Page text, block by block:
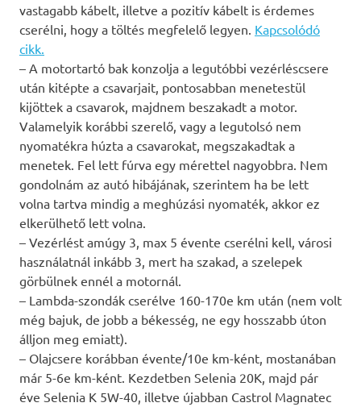
vastagabb kábelt, illetve a pozitív kábelt is érdemes
cserélni, hogy a töltés megfelelő legyen. Kapcsolódó
cikk.
– A motortartó bak konzolja a legutóbbi vezérléscsere
után kitépte a csavarjait, pontosabban menetestül
kijöttek a csavarok, majdnem beszakadt a motor.
Valamelyik korábbi szerelő, vagy a legutolsó nem
nyomatékra húzta a csavarokat, megszakadtak a
menetek. Fel lett fúrva egy mérettel nagyobbra. Nem
gondolnám az autó hibájának, szerintem ha be lett
volna tartva mindig a meghúzási nyomaték, akkor ez
elkerülhető lett volna.
– Vezérlést amúgy 3, max 5 évente cserélni kell, városi
használatnál inkább 3, mert ha szakad, a szelepek
görbülnek ennél a motornál.
– Lambda-szondák cserélve 160-170e km után (nem volt
még bajuk, de jobb a békesség, ne egy hosszabb úton
álljon meg emiatt).
– Olajcsere korábban évente/10e km-ként, mostanában
már 5-6e km-ként. Kezdetben Selenia 20K, majd pár
éve Selenia K 5W-40, illetve újabban Castrol Magnatec